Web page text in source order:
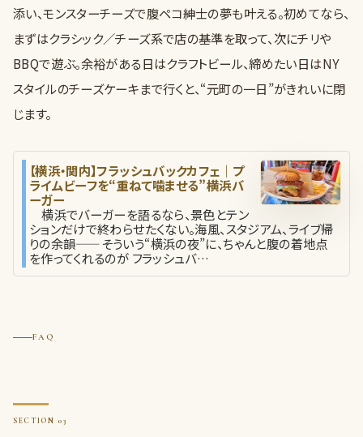
添い、モンスターチーズで腹ペコ紳士の夢も叶える。初めてなら、
まずはクラシック／チーズ系で店の基準を取って、次にチリや
BBQで遊ぶ。余裕がある日はクラフトビール、締めたい日はNY
スタイルのチーズケーキまで行くと、“元町の一日”がきれいに閉
じます。
【横浜・関内】フラッシュバックカフェ｜プ
ライムビーフを“重ねて噛ませる”横浜バ
ーガー
横浜でバーガーを語るなら、景色とテン
ションだけで終わらせたくない。海風、スタジアム、ライブ帰
りの余韻——そういう“横浜の夜”に、ちゃんと腹の着地点
を作ってくれるのが フラッシュバ…
FAQ